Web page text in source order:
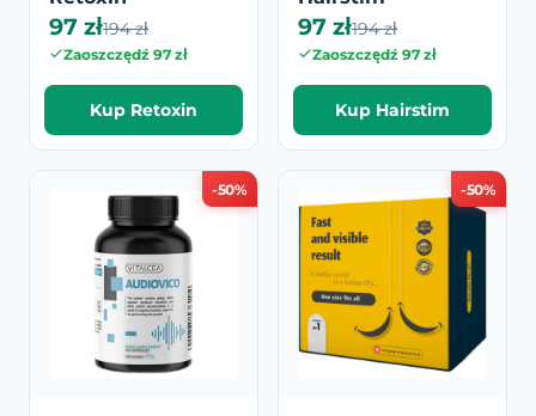
97 zł194 zł
Zaoszczędź 97 zł
Kup Retoxin
97 zł194 zł
Zaoszczędź 97 zł
Kup Hairstim
-50% -50%